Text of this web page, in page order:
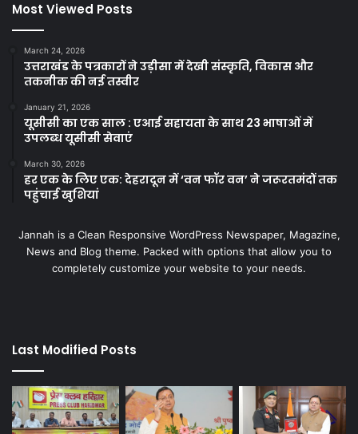
Most Viewed Posts
March 24, 2026
उत्तराखंड के पत्रकारों ने उड़ीसा में देखी संस्कृति, विकास और
तकनीक की नई तस्वीर
January 21, 2026
यूसीसी का एक साल : एआई सहायता के साथ 23 भाषाओं में
उपलब्ध यूसीसी सेवाएं
March 30, 2026
हर एक के लिए एक: देहरादून में ‘वन फॉर वन’ ने जरूरतमंदों तक
पहुंचाई खुशियां
Jannah is a Clean Responsive WordPress Newspaper, Magazine,
News and Blog theme. Packed with options that allow you to
completely customize your website to your needs.
Last Modified Posts